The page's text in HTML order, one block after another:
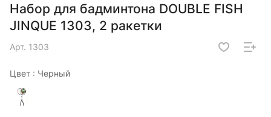
Набор для бадминтона DOUBLE FISH
JINQUE 1303, 2 ракетки
Арт. 1303
Цвет : Черный